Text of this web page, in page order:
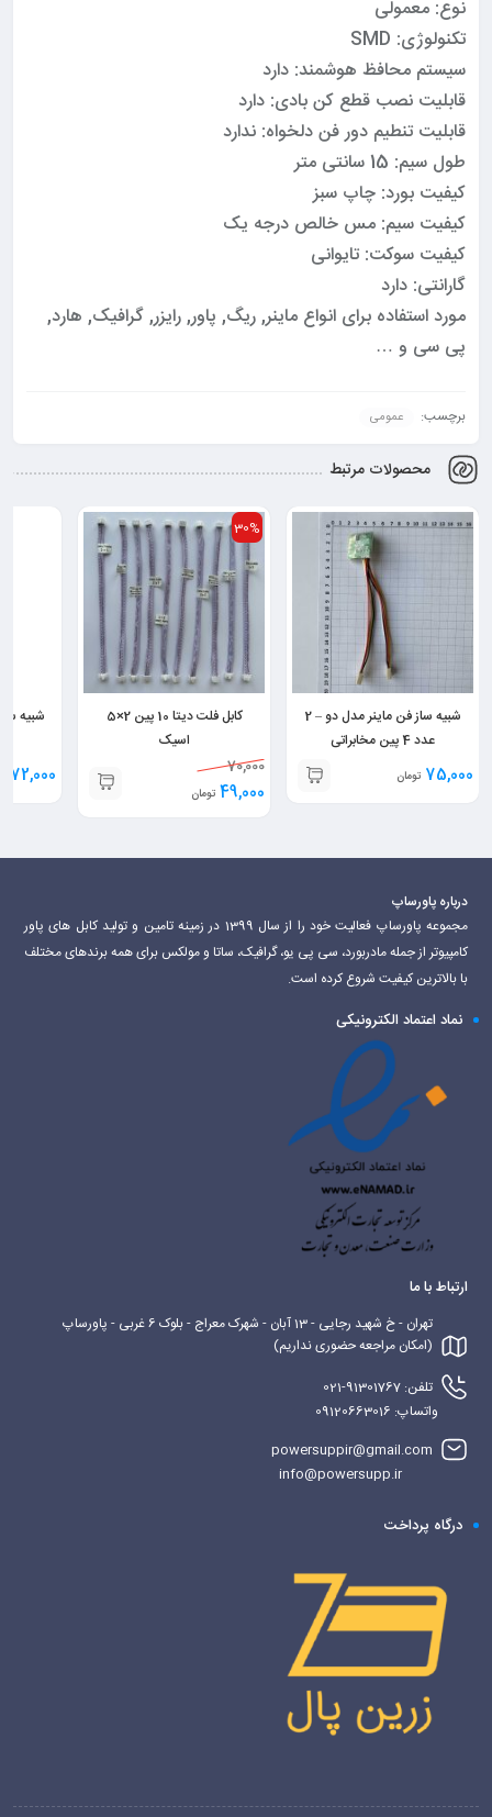
نوع: معمولی
تکنولوژی: SMD
سیستم محافظ هوشمند: دارد
قابلیت نصب قطع کن بادی: دارد
قابلیت تنطیم دور فن دلخواه: ندارد
طول سیم: 15 سانتی متر
کیفیت بورد: چاپ سبز
کیفیت سیم: مس خالص درجه یک
کیفیت سوکت: تایوانی
گارانتی: دارد
مورد استفاده برای انواع ماینر, ریگ, پاور, رایزر, گرافیک, هارد,
پی سی و …
برچسب: عمومی
محصولات مرتبط
شبیه ساز فن ماینر مدل دو – 2
عدد 4 پین مخابراتی
75,000 تومان
30%
کابل فلت دیتا 10 پین 2×5
اسیک
70,000
49,000 تومان
72,000
درباره پاورساپ
مجموعه پاورساپ فعالیت خود را از سال 1399 در زمینه تامین و تولید کابل های پاور
کامپیوتر از جمله مادربورد، سی پی یو، گرافیک، ساتا و مولکس برای همه برندهای مختلف
با بالاترین کیفیت شروع کرده است.
نماد اعتماد الکترونیکی
ارتباط با ما
تهران - خ شهید رجایی - 13 آبان - شهرک معراج - بلوک 6 غربی - پاورساپ
(امکان مراجعه حضوری نداریم)
تلفن: 91301767-021
واتساپ: 09120663016
powersuppir@gmail.com
info@powersupp.ir
درگاه پرداخت